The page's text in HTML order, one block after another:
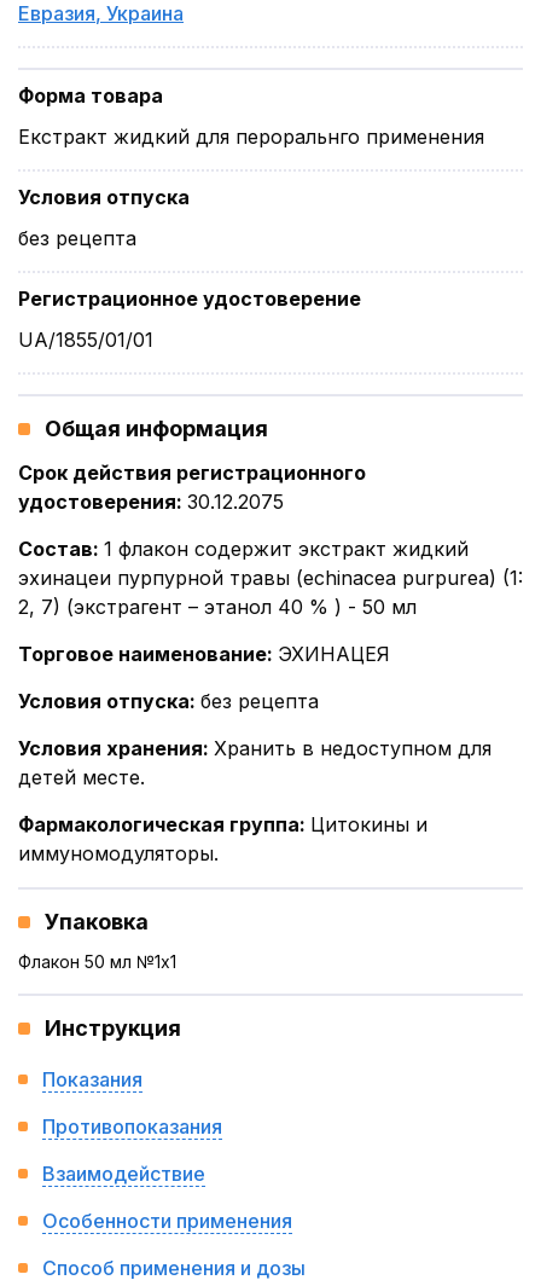
Евразия, Украина
Форма товара
Екстракт жидкий для пероральнго применения
Условия отпуска
без рецепта
Регистрационное удостоверение
UA/1855/01/01
Общая информация
Срок действия регистрационного
удостоверения: 30.12.2075
Состав: 1 флакон содержит экстракт жидкий
эхинацеи пурпурной травы (echinacea purpurea) (1:
2, 7) (экстрагент – этанол 40 % ) - 50 мл
Торговое наименование: ЭХИНАЦЕЯ
Условия отпуска: без рецепта
Условия хранения: Хранить в недоступном для
детей месте.
Фармакологическая группа: Цитокины и
иммуномодуляторы.
Упаковка
Флакон 50 мл №1x1
Инструкция
Показания
Противопоказания
Взаимодействие
Особенности применения
Способ применения и дозы